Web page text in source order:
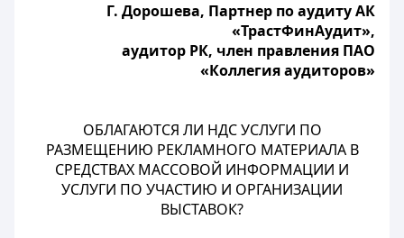
Г. Дорошева, Партнер по аудиту АК
«ТрастФинАудит»,
аудитор РК, член правления ПАО
«Коллегия аудиторов»
ОБЛАГАЮТСЯ ЛИ НДС УСЛУГИ ПО
РАЗМЕЩЕНИЮ РЕКЛАМНОГО МАТЕРИАЛА В
СРЕДСТВАХ МАССОВОЙ ИНФОРМАЦИИ И
УСЛУГИ ПО УЧАСТИЮ И ОРГАНИЗАЦИИ
ВЫСТАВОК?